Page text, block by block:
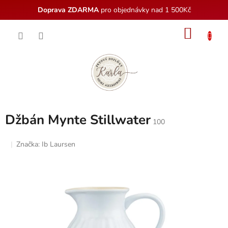
Doprava ZDARMApro objednávky nad 1 500Kč
Džbán Mynte Stillwater 100
Značka: Ib Laursen